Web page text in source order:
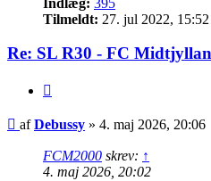
Tilmeldt: 27. jul 2022, 15:52
Re: SL R30 - FC
Indlæg
afDebussy » 4. maj 2026, 20:06
FCM2000 skrev: ↑
4. maj 2026, 20:02